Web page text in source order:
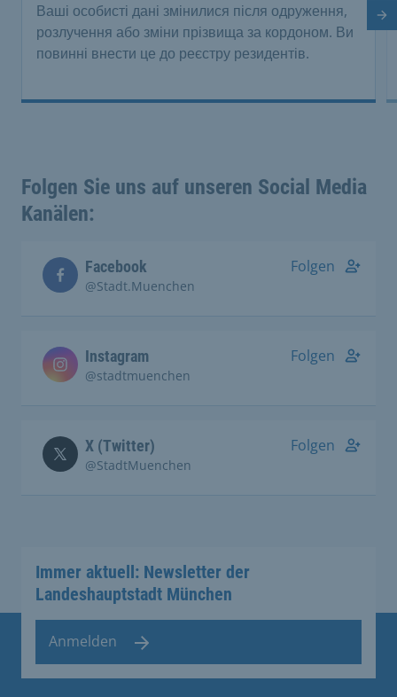
Ваші особисті дані змінилися після одруження,
розлучення або зміни прізвища за кордоном. Ви
повинні внести це до реєстру резидентів.
Folgen Sie uns auf unseren Social Media
Kanälen:
Facebook
@Stadt.Muenchen
Folgen
Instagram
@stadtmuenchen
Folgen
X (Twitter)
@StadtMuenchen
Folgen
Immer aktuell: Newsletter der
Landeshauptstadt München
Anmelden